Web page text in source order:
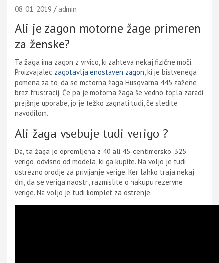
08. 01. 2019 admin
Ali je zagon motorne žage primeren
za ženske?
Ta žaga ima zagon z vrvico, ki zahteva nekaj fizične moči.
Proizvajalec zagotavlja enostaven zagon, ki je bistvenega
pomena za to, da se motorna žaga Husqvarna 445 zažene
brez frustracij. Če pa je motorna žaga še vedno topla zaradi
prejšnje uporabe, jo je težko zagnati tudi, če sledite
navodilom.
Ali žaga vsebuje tudi verigo ?
Da, ta žaga je opremljena z 40 ali 45-centimersko .325
verigo, odvisno od modela, ki ga kupite. Na voljo je tudi
ustrezno orodje za privijanje verige. Ker lahko traja nekaj
dni, da se veriga naostri, razmislite o nakupu rezervne
verige. Na voljo je tudi komplet za ostrenje.